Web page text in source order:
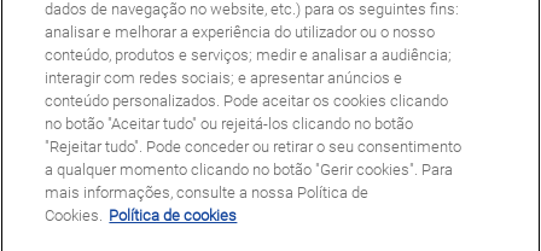
dados de navegação no website, etc.) para os seguintes fins:
analisar e melhorar a experiência do utilizador ou o nosso
conteúdo, produtos e serviços; medir e analisar a audiência;
interagir com redes sociais; e apresentar anúncios e
conteúdo personalizados. Pode aceitar os cookies clicando
no botão "Aceitar tudo" ou rejeitá-los clicando no botão
"Rejeitar tudo". Pode conceder ou retirar o seu consentimento
a qualquer momento clicando no botão "Gerir cookies". Para
mais informações, consulte a nossa Política de
Cookies. Política de cookies